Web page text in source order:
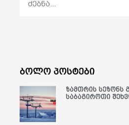
ბოლო პოსტები
ზამთრის სეზონს
საბაგიროთი